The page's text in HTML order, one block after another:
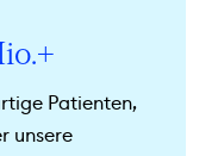
Patienten,
unsere